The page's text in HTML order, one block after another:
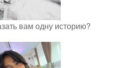
вам одну историю?